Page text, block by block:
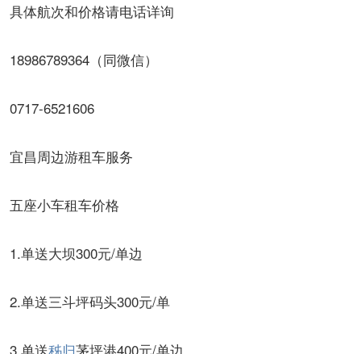
具体航次和价格请电话详询
18986789364（同微信）
0717-6521606
宜昌周边游租车服务
五座小车租车价格
1.单送大坝300元/单边
2.单送三斗坪码头300元/单
3.单送秭归茅坪港400元/单边